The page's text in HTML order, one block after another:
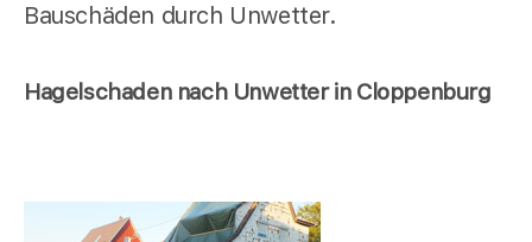
Bauschäden durch Unwetter.
Hagelschaden nach Unwetter in Cloppenburg